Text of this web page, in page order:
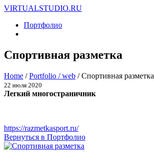
VIRTUALSTUDIO.RU
Портфолио
Спортивная разметка
Home /Portfolio / web /Спортивная разметка
22 июля 2020
Легкий многостраничник
https://razmetkasport.ru/
Вернуться в Портфолио